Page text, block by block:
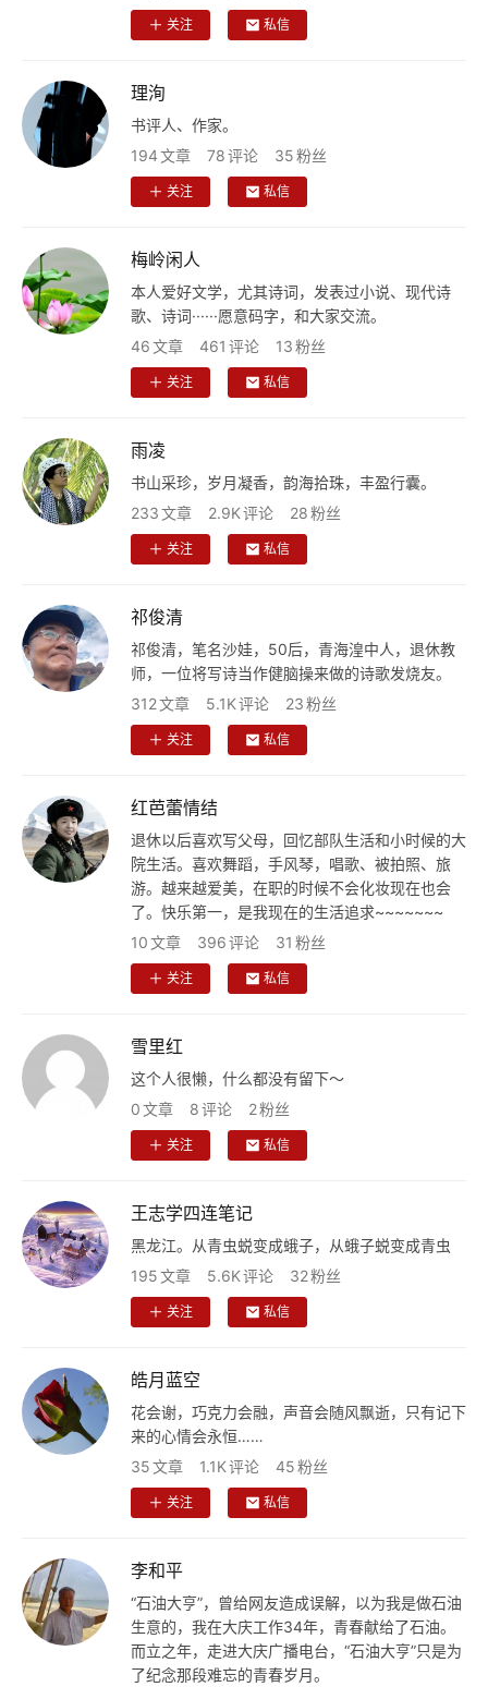
首
页
活
情
游
专
登录 注册
关注 私信
理洵
书评人、作家。
194文章 78评论 35粉丝
关注 私信
梅岭闲人
本人爱好文学，尤其诗词，发表过小说、现代诗
歌、诗词······愿意码字，和大家交流。
46文章 461 评论 13粉丝
关注 私信
雨凌
书山采珍，岁月凝香，韵海拾珠，丰盈行囊。
233文章 2.9K评论 28粉丝
关注 私信
祁俊清
祁俊清，笔名沙娃，50后，青海湟中人，退休教
师，一位将写诗当作健脑操来做的诗歌发烧友。
312文章 5.1K评论 23粉丝
关注 私信
红芭蕾情结
退休以后喜欢写父母，回忆部队生活和小时候的大
院生活。喜欢舞蹈，手风琴，唱歌、被拍照、旅
游。越来越爱美，在职的时候不会化妆现在也会
了。快乐第一，是我现在的生活追求~~~~~~~
10文章 396评论 31 粉丝
关注 私信
雪里红
这个人很懒，什么都没有留下～
0文章 8评论 2粉丝
关注 私信
王志学四连笔记
黑龙江。从青虫蜕变成蛾子，从蛾子蜕变成青虫
195文章 5.6K评论 32粉丝
关注 私信
皓月蓝空
花会谢，巧克力会融，声音会随风飘逝，只有记下
来的心情会永恒……
35文章 1.1K评论 45粉丝
关注 私信
李和平
“石油大亨”，曾给网友造成误解，以为我是做石油
生意的，我在大庆工作34年，青春献给了石油。
而立之年，走进大庆广播电台，“石油大亨”只是为
了纪念那段难忘的青春岁月。